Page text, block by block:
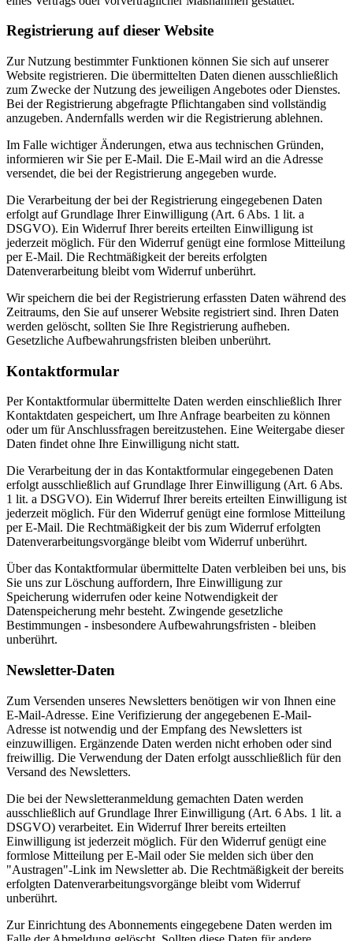
Registrierung auf dieser Website
Zur Nutzung bestimmter Funktionen können Sie sich auf unserer
Website registrieren. Die übermittelten Daten dienen ausschließlich
zum Zwecke der Nutzung des jeweiligen Angebotes oder Dienstes.
Bei der Registrierung abgefragte Pflichtangaben sind vollständig
anzugeben. Andernfalls werden wir die Registrierung ablehnen.
Im Falle wichtiger Änderungen, etwa aus technischen Gründen,
informieren wir Sie per E-Mail. Die E-Mail wird an die Adresse
versendet, die bei der Registrierung angegeben wurde.
Die Verarbeitung der bei der Registrierung eingegebenen Daten
erfolgt auf Grundlage Ihrer Einwilligung (Art. 6 Abs. 1 lit. a
DSGVO). Ein Widerruf Ihrer bereits erteilten Einwilligung ist
jederzeit möglich. Für den Widerruf genügt eine formlose Mitteilung
per E-Mail. Die Rechtmäßigkeit der bereits erfolgten
Datenverarbeitung bleibt vom Widerruf unberührt.
Wir speichern die bei der Registrierung erfassten Daten während des
Zeitraums, den Sie auf unserer Website registriert sind. Ihren Daten
werden gelöscht, sollten Sie Ihre Registrierung aufheben.
Gesetzliche Aufbewahrungsfristen bleiben unberührt.
Kontaktformular
Per Kontaktformular übermittelte Daten werden einschließlich Ihrer
Kontaktdaten gespeichert, um Ihre Anfrage bearbeiten zu können
oder um für Anschlussfragen bereitzustehen. Eine Weitergabe dieser
Daten findet ohne Ihre Einwilligung nicht statt.
Die Verarbeitung der in das Kontaktformular eingegebenen Daten
erfolgt ausschließlich auf Grundlage Ihrer Einwilligung (Art. 6 Abs.
1 lit. a DSGVO). Ein Widerruf Ihrer bereits erteilten Einwilligung ist
jederzeit möglich. Für den Widerruf genügt eine formlose Mitteilung
per E-Mail. Die Rechtmäßigkeit der bis zum Widerruf erfolgten
Datenverarbeitungsvorgänge bleibt vom Widerruf unberührt.
Über das Kontaktformular übermittelte Daten verbleiben bei uns, bis
Sie uns zur Löschung auffordern, Ihre Einwilligung zur
Speicherung widerrufen oder keine Notwendigkeit der
Datenspeicherung mehr besteht. Zwingende gesetzliche
Bestimmungen - insbesondere Aufbewahrungsfristen - bleiben
unberührt.
Newsletter-Daten
Zum Versenden unseres Newsletters benötigen wir von Ihnen eine
E-Mail-Adresse. Eine Verifizierung der angegebenen E-Mail-
Adresse ist notwendig und der Empfang des Newsletters ist
einzuwilligen. Ergänzende Daten werden nicht erhoben oder sind
freiwillig. Die Verwendung der Daten erfolgt ausschließlich für den
Versand des Newsletters.
Die bei der Newsletteranmeldung gemachten Daten werden
ausschließlich auf Grundlage Ihrer Einwilligung (Art. 6 Abs. 1 lit. a
DSGVO) verarbeitet. Ein Widerruf Ihrer bereits erteilten
Einwilligung ist jederzeit möglich. Für den Widerruf genügt eine
formlose Mitteilung per E-Mail oder Sie melden sich über den
"Austragen"-Link im Newsletter ab. Die Rechtmäßigkeit der bereits
erfolgten Datenverarbeitungsvorgänge bleibt vom Widerruf
unberührt.
Zur Einrichtung des Abonnements eingegebene Daten werden im